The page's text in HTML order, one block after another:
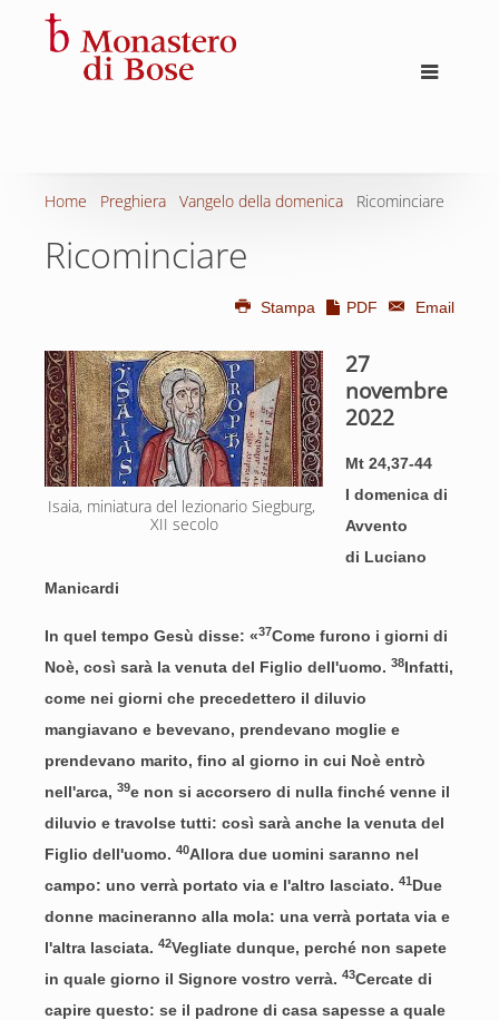
Home Preghiera Vangelo della domenica Ricominciare
Ricominciare
Stampa PDF Email
Isaia, miniatura del lezionario Siegburg,
XII secolo
27
novembre
2022
Mt 24,37-44
I domenica di
Avvento
di Luciano
Manicardi
In quel tempo Gesù disse: «37Come furono i giorni di
Noè, così sarà la venuta del Figlio dell'uomo. 38Infatti,
come nei giorni che precedettero il diluvio
mangiavano e bevevano, prendevano moglie e
prendevano marito, fino al giorno in cui Noè entrò
nell'arca, 39e non si accorsero di nulla finché venne il
diluvio e travolse tutti: così sarà anche la venuta del
Figlio dell'uomo. 40Allora due uomini saranno nel
campo: uno verrà portato via e l'altro lasciato. 41Due
donne macineranno alla mola: una verrà portata via e
l'altra lasciata. 42Vegliate dunque, perché non sapete
in quale giorno il Signore vostro verrà. 43Cercate di
capire questo: se il padrone di casa sapesse a quale